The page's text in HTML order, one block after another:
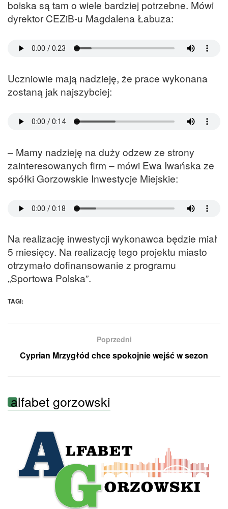
boiska są tam o wiele bardziej potrzebne. Mówi
dyrektor CEZiB-u Magdalena Łabuza:
Uczniowie mają nadzieję, że prace wykonana
zostaną jak najszybciej:
– Mamy nadzieję na duży odzew ze strony
zainteresowanych firm – mówi Ewa Iwańska ze
spółki Gorzowskie Inwestycje Miejskie:
Na realizację inwestycji wykonawca będzie miał
5 miesięcy. Na realizację tego projektu miasto
otrzymało dofinansowanie z programu
„Sportowa Polska”.
TAGI:
Poprzedni
Cyprian Mrzygłód chce spokojnie wejść w sezon
alfabet gorzowski